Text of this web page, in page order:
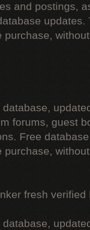
and postings,
updates.
purchase,
forums, guest
Free
purchase,
fresh verified